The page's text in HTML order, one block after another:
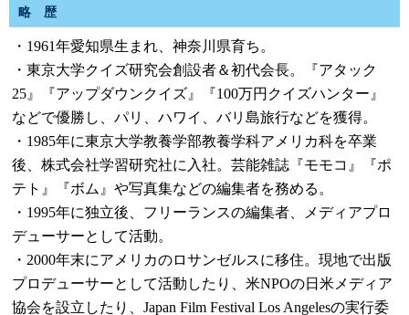
略 歴
・1961年愛知県生まれ、神奈川県育ち。
・東京大学クイズ研究会創設者＆初代会長。『アタック
25』『アップダウンクイズ』『100万円クイズハンター』
などで優勝し、パリ、ハワイ、バリ島旅行などを獲得。
・1985年に東京大学教養学部教養学科アメリカ科を卒業
後、株式会社学習研究社に入社。芸能雑誌『モモコ』『ポ
テト』『ボム』や写真集などの編集者を務める。
・1995年に独立後、フリーランスの編集者、メディアプロ
デューサーとして活動。
・2000年末にアメリカのロサンゼルスに移住。現地で出版
プロデューサーとして活動したり、米NPOの日米メディア
協会を設立したり、Japan Film Festival Los Angelesの実行委